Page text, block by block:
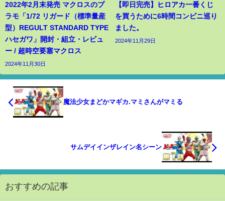
2022年2月末発売 マクロスのプ
ラモ「1/72 リガード（標準量産
型）REGULT STANDARD TYPE
ハセガワ」開封・組立・レビュ
ー / 超時空要塞マクロス
2024年11月30日
【即日完売】ヒロアカ一番くじ
を買うために6時間コンビニ巡り
ました。
2024年11月29日
魔法少女まどかマギカ.マミさんがマミる
サムデイインザレイン名シーン
おすすめの記事